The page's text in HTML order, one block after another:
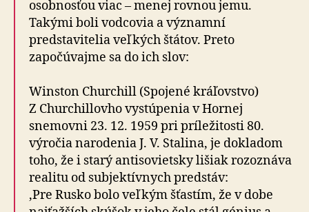
osobnosťou viac – menej rovnou jemu.
Takými boli vodcovia a významní
predstavitelia veľkých štátov. Preto
započúvajme sa do ich slov:
Winston Churchill (Spojené kráľovstvo)
Z Churchillovho vystúpenia v Hornej
snemovni 23. 12. 1959 pri príležitosti 80.
výročia narodenia J. V. Stalina, je dokladom
toho, že i starý antisovietsky lišiak rozoznáva
realitu od subjektívnych predstáv:
‚Pre Rusko bolo veľkým šťastím, že v dobe